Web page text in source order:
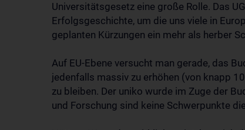
Universitätsgesetz eine große Rolle. Das
Erfolgsgeschichte, um die uns viele in
geplanten Kürzungen ein mehr als herber
Auf EU-Ebene versucht man gerade, das
jedenfalls massiv zu erhöhen (von knapp
zu bleiben. Der uniko wurde im Zuge der
und Forschung sind keine Schwerpunkte